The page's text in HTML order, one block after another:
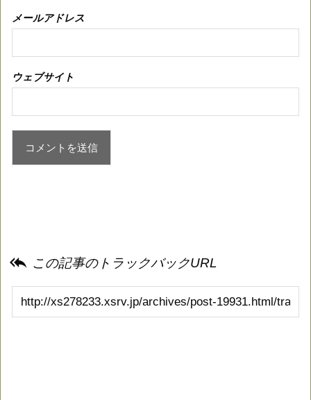
メールアドレス
ウェブサイト
 この記事のトラックバックURL